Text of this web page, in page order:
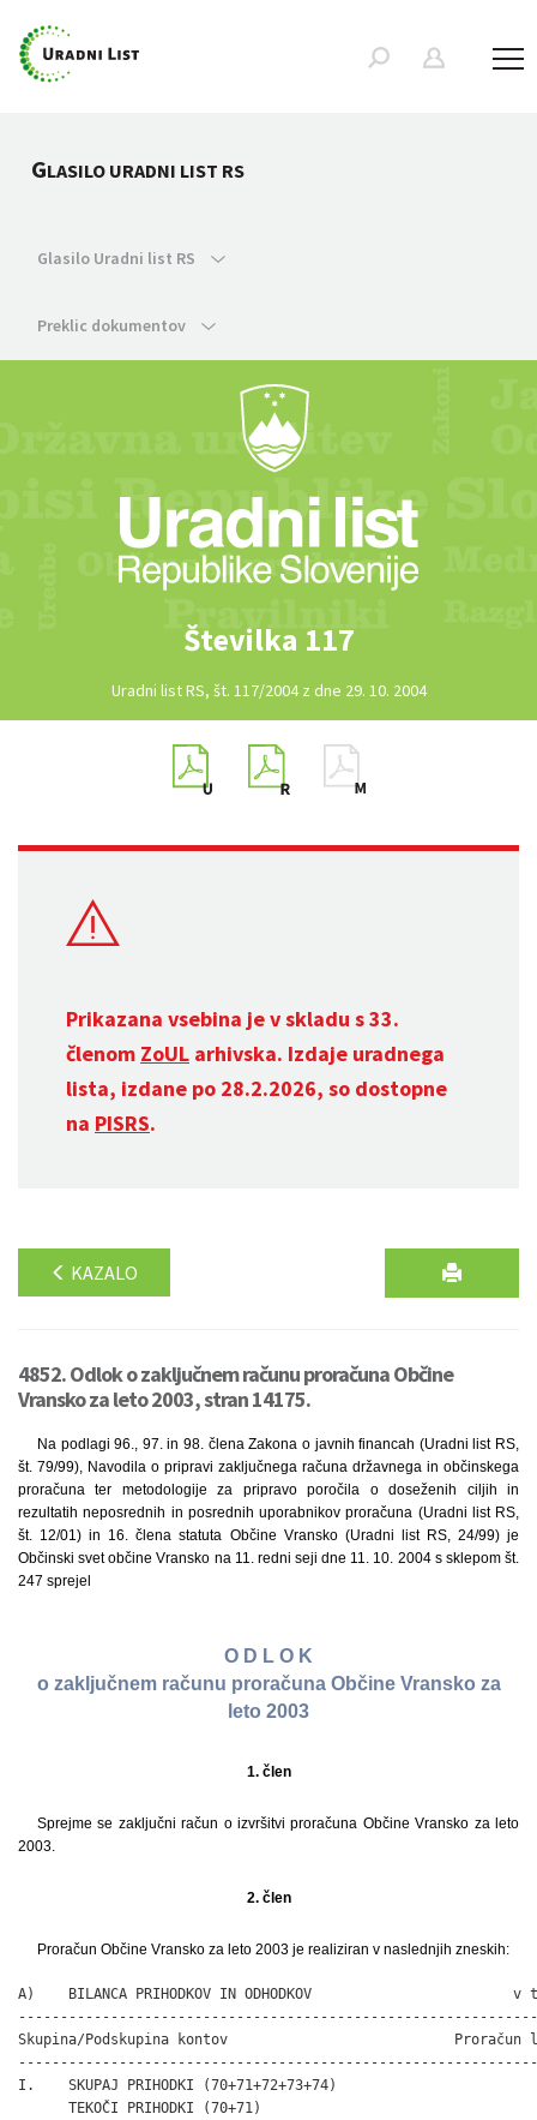
GLASILO URADNI LIST RS
Glasilo Uradni list RS
Preklic dokumentov
Številka 117
Uradni list RS, št. 117/2004 z dne 29. 10. 2004
Prikazana vsebina je v skladu s 33.
členom ZoUL arhivska. Izdaje uradnega
lista, izdane po 28.2.2026, so dostopne
na PISRS.
KAZALO
4852. Odlok o zaključnem računu proračuna Občine
Vransko za leto 2003, stran 14175.
Na podlagi 96., 97. in 98. člena Zakona o javnih financah (Uradni list RS,
št. 79/99), Navodila o pripravi zaključnega računa državnega in občinskega
proračuna ter metodologije za pripravo poročila o doseženih ciljih in
rezultatih neposrednih in posrednih uporabnikov proračuna (Uradni list RS,
št. 12/01) in 16. člena statuta Občine Vransko (Uradni list RS, 24/99) je
Občinski svet občine Vransko na 11. redni seji dne 11. 10. 2004 s sklepom št.
247 sprejel
O D L O K
o zaključnem računu proračuna Občine Vransko za
leto 2003
1. člen
Sprejme se zaključni račun o izvršitvi proračuna Občine Vransko za leto
2003.
2. člen
Proračun Občine Vransko za leto 2003 je realiziran v naslednjih zneskih:
A)    BILANCA PRIHODKOV IN ODHODKOV                        v
Skupina/Podskupina kontov                           Proračun
I.    SKUPAJ PRIHODKI (70+71+72+73+74)
TEKOČI PRIHODKI (70+71)